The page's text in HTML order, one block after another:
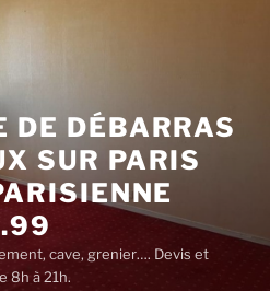
DE DÉBARRAS
SUR PARIS
cave, grenier…. Devis et
8h à 21h.